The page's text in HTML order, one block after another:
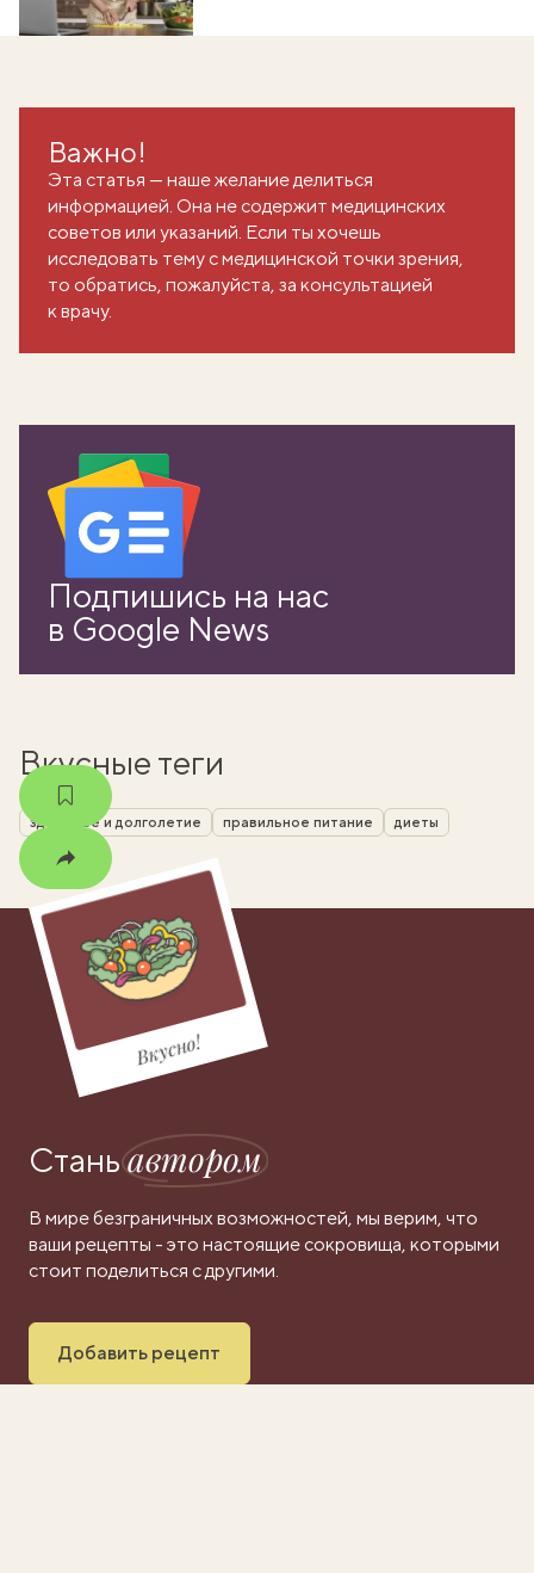
Важно!
Эта статья — наше желание делиться
информацией. Она не содержит медицинских
советов или указаний. Если ты хочешь
исследовать тему с медицинской точки зрения,
то обратись, пожалуйста, за консультацией
к врачу.
Подпишись на нас
в Google News
Вкусные теги
здоровье и долголетие правильное питание диеты
Вкусно!
Станьавтором
В мире безграничных возможностей, мы верим, что
ваши рецепты - это настоящие сокровища, которыми
стоит поделиться с другими.
Добавить рецепт